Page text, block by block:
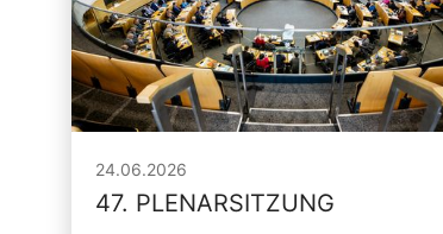
24.06.2026
47. PLENARSITZUNG